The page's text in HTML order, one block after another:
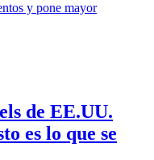
de EE.UU.
es lo que se